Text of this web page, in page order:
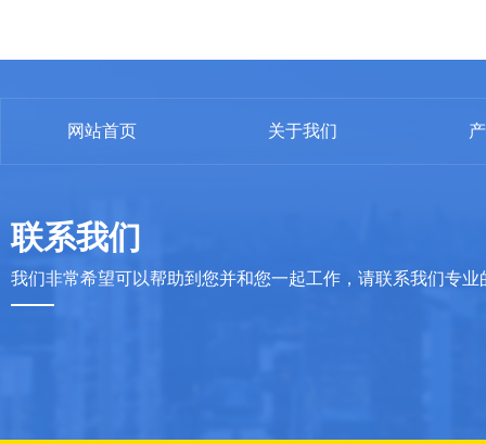
网站首页 关于我们
联系我们
我们非常希望可以帮助到您并和您一起工作，请联系我们专业